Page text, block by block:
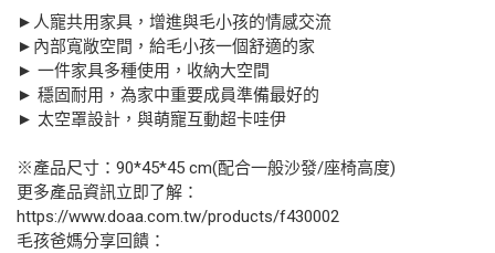
►人寵共用家具，增進與毛小孩的情感交流
►內部寬敞空間，給毛小孩一個舒適的家
► 一件家具多種使用，收納大空間
► 穩固耐用，為家中重要成員準備最好的
► 太空罩設計，與萌寵互動超卡哇伊
※產品尺寸：90*45*45 cm(配合一般沙發/座椅高度)
更多產品資訊立即了解：
https://www.doaa.com.tw/products/f430002
毛孩爸媽分享回饋：